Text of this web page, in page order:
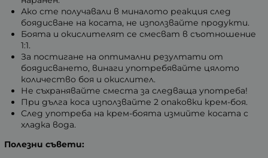
Ако сте получавали в миналото реакция след
боядисване на косата, не използвайте продукти.
Боята и окислителят се смесват в съотношение
1:1.
За постигане на оптимални резултати от
боядисването, винаги употребявайте цялото
количество боя и окислител.
Не съхранявайте сместа за следваща употреба!
При дълга коса използвайте 2 опаковки крем-боя.
След употреба на крем-боята измийте косата с
хладка вода.
Полезни съвети: